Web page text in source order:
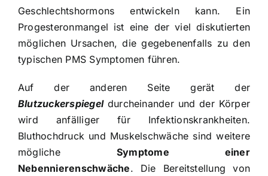
Geschlechtshormons entwickeln kann. Ein
Progesteronmangel ist eine der viel diskutierten
möglichen Ursachen, die gegebenenfalls zu den
typischen PMS Symptomen führen.
Auf der anderen Seite gerät der
Blutzuckerspiegeldurcheinander und der Körper
wird anfälliger für Infektionskrankheiten.
Bluthochdruck und Muskelschwäche sind weitere
mögliche Symptome einer
Nebennierenschwäche. Die Bereitstellung von